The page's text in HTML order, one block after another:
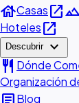
houseCasasopen_in_new
Hotelesopen_in_new
Descubrir expand_more
restaurant Dónde
Organización
Blog